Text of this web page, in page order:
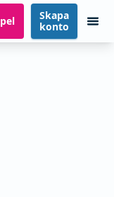
Skapa
konto